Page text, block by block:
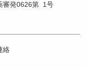
審発0626第 1号
絡